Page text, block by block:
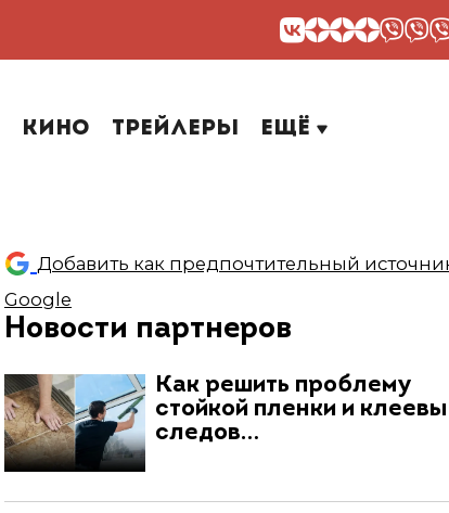
Кино Трейлеры Ещё
Добавить как предпочтительный
Google
Новости партнеров
Как решить проблему
стойкой пленки и
следов…